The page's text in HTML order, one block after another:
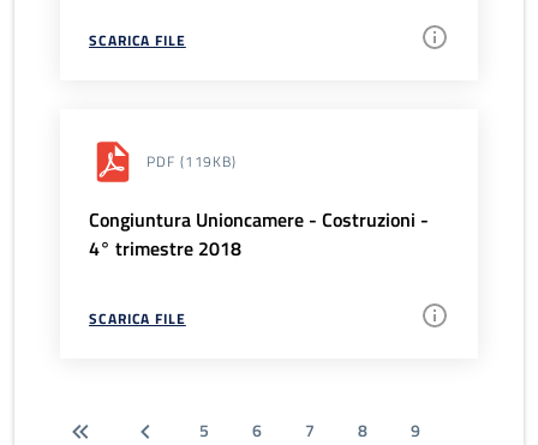
SCARICA FILE
PDF (119KB)
Congiuntura Unioncamere - Costruzioni -
4° trimestre 2018
SCARICA FILE
5 6 7 8
9